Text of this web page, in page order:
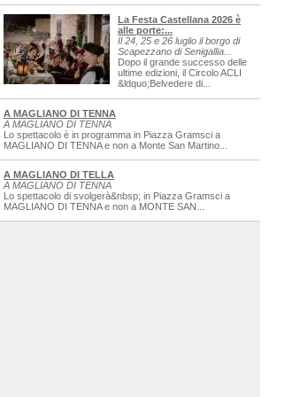
La Festa Castellana 2026 è
alle porte:...
Il 24, 25 e 26 luglio il borgo di
Scapezzano di Senigallia...
Dopo il grande successo delle
ultime edizioni, il Circolo ACLI
&ldquo;Belvedere di...
A MAGLIANO DI TENNA
A MAGLIANO DI TENNA
Lo spettacolo è in programma in Piazza Gramsci a
MAGLIANO DI TENNA e non a Monte San Martino...
A MAGLIANO DI TELLA
A MAGLIANO DI TENNA
Lo spettacolo di svolgerà&nbsp; in Piazza Gramsci a
MAGLIANO DI TENNA e non a MONTE SAN...